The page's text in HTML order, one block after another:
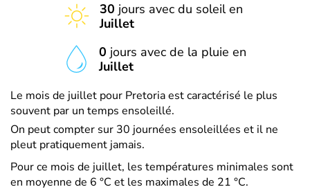
30 jours avec du soleil en
Juillet
0 jours avec de la pluie en
Juillet
Le mois de juillet pour Pretoria est caractérisé le plus
souvent par un temps ensoleillé.
On peut compter sur 30 journées ensoleillées et il ne
pleut pratiquement jamais.
Pour ce mois de juillet, les températures minimales sont
en moyenne de 6 °C et les maximales de 21 °C.